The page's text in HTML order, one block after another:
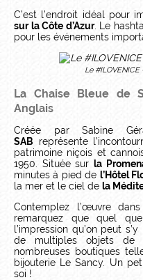
C’est l’endroit idéal pour
sur la Côte d’Azur. Le
pour les événements
Le
La Chaise Bleue de
Anglais
Créée par Sabine
SAB représente
patrimoine niçois et
1950. Située sur la
minutes à pied de l’Hôtel
la mer et le ciel de la
Contemplez l’œuvre
remarquez que quel
l’impression qu’on peut
de multiples objets de
nombreuses boutiques
bijouterie Le Sancy. Un
soi !